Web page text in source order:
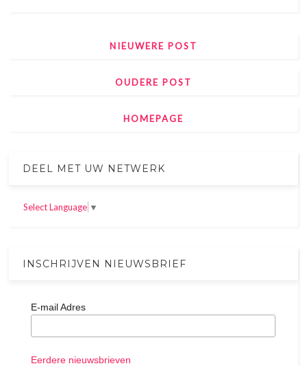
NIEUWERE POST
OUDERE POST
HOMEPAGE
DEEL MET UW NETWERK
Select Language ▼
INSCHRIJVEN NIEUWSBRIEF
E-mail Adres
Eerdere nieuwsbrieven